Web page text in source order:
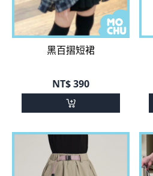
黑百摺短裙
NT$390